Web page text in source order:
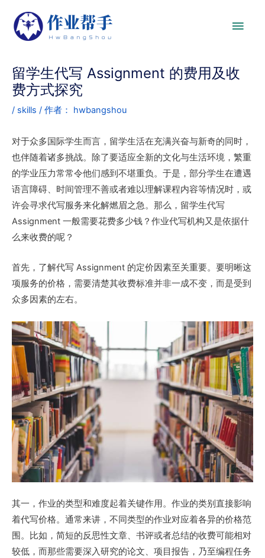
留学生代写 Assignment 的费用及收
费方式探究
/ skills / 作者： hwbangshou
对于众多国际学生而言，留学生活在充满兴奋与新奇的同时，
也伴随着诸多挑战。除了要适应全新的文化与生活环境，繁重
的学业压力常常令他们感到不堪重负。于是，部分学生在遭遇
语言障碍、时间管理不善或者难以理解课程内容等情况时，或
许会寻求代写服务来化解燃眉之急。那么，留学生代写
Assignment 一般需要花费多少钱？作业代写机构又是依据什
么来收费的呢？
首先，了解代写 Assignment 的定价因素至关重要。要明晰这
项服务的价格，需要清楚其收费标准并非一成不变，而是受到
众多因素的左右。
其一，作业的类型和难度起着关键作用。作业的类别直接影响
着代写价格。通常来讲，不同类型的作业对应着各异的价格范
围。比如，简短的反思性文章、书评或者总结的收费可能相对
较低，而那些需要深入研究的论文、项目报告，乃至编程任务